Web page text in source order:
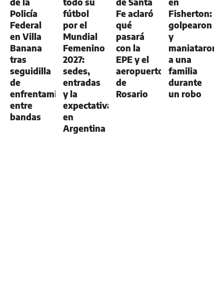
Policía
Federal
en Villa
Banana
tras
seguidilla
de
enfrentamientos
entre
bandas
fútbol
por el
Mundial
Femenino
2027:
sedes,
entradas
y la
expectativa
en
Argentina
Fe aclaró
qué
pasará
con la
EPE y el
aeropuerto
de
Rosario
Fisherton:
golpearon
y
maniataron
a una
familia
durante
un robo